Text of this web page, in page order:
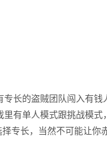
长的盗贼团队闯入有钱
有单人模式跟挑战模式
专长，当然不可能让你